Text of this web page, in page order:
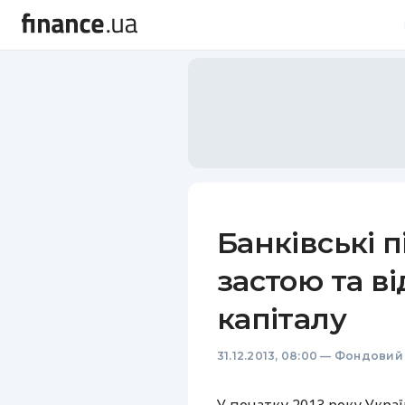
Банківські
застою та
капіталу
31.12.2013, 08:00 — Фондовий